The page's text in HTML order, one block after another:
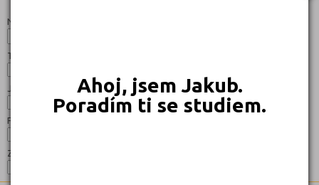
Ahoj, jsem Jakub.
Poradím ti se studiem.
Název:
Typ:
Jazyk:
Forma:
Zaměření: